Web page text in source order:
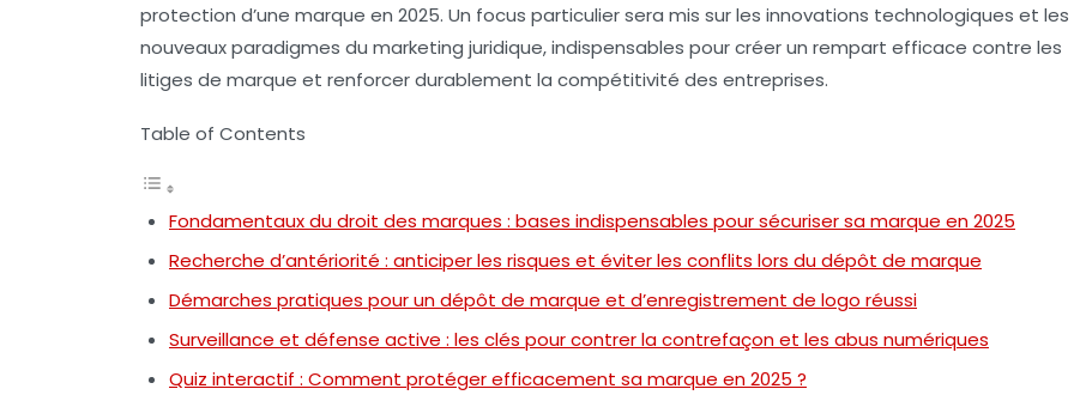
protection d’une marque en 2025. Un focus particulier sera mis sur les innovations technologiques et les
nouveaux paradigmes du marketing juridique, indispensables pour créer un rempart efficace contre les
litiges de marque et renforcer durablement la compétitivité des entreprises.
Table of Contents
Fondamentaux du droit des marques : bases indispensables pour sécuriser sa marque en 2025
Recherche d’antériorité : anticiper les risques et éviter les conflits lors du dépôt de marque
Démarches pratiques pour un dépôt de marque et d’enregistrement de logo réussi
Surveillance et défense active : les clés pour contrer la contrefaçon et les abus numériques
Quiz interactif : Comment protéger efficacement sa marque en 2025 ?